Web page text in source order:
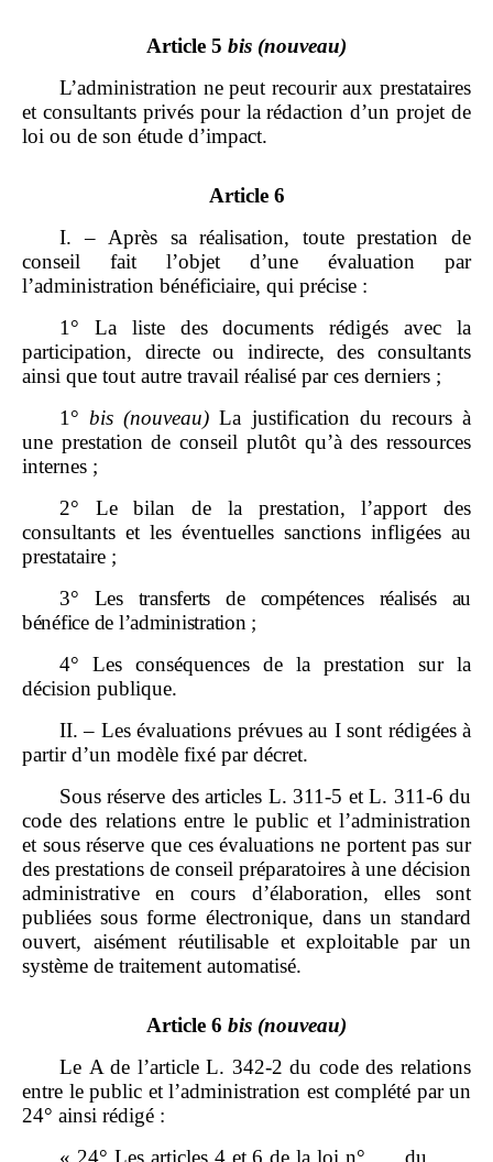
Article 5 bis (nouveau)
L’administration ne peut recourir aux prestataires
et consultants privés pour la rédaction d’un projet de
loi ou de son étude d’impact.
Article 6
I. – Après sa réalisation, toute prestation de
conseil fait l’objet d’une évaluation par
l’administration bénéficiaire, qui précise :
1° La liste des documents rédigés avec la
participation, directe ou indirecte, des consultants
ainsi que tout autre travail réalisé par ces derniers ;
1°bis (nouveau) La justification du recours à
une prestation de conseil plutôt qu’à des ressources
internes ;
2° Le bilan de la prestation, l’apport des
consultants et les éventuelles sanctions infligées au
prestataire ;
3°
Les transferts de compétences réalisés au
bénéfice de l’administration ;
4° Les conséquences de la prestation sur la
décision publique.
II. – Les évaluations prévues au I sont rédigées à
partir d’un modèle fixé par décret.
Sous réserve des articles L. 311‑5 et L. 311‑6 du
code des relations entre le public et l’administration
et sous réserve que ces évaluations ne portent pas sur
des prestations de conseil préparatoires à une décision
administrative en cours d’élaboration, elles sont
publiées sous forme électronique, dans un standard
ouvert, aisément réutilisable et exploitable par un
système de traitement automatisé.
Article 6 bis (nouveau)
Le A de l’article L. 342‑2 du code des relations
entre le public et l’administration est complété par un
24° ainsi rédigé :
« 24° Les articles 4 et 6 de la loi n° du